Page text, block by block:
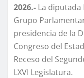
2026.- La diputada
Grupo
presidencia de la
Congreso del
Receso del
LXVI Legislatura.